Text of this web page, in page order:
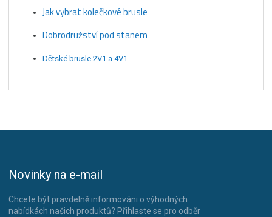
Jak vybrat kolečkové brusle
Dobrodružství pod stanem
Dětské brusle 2V1 a 4V1
Novinky na e-mail
Chcete být pravdelně informováni o výhodných
nabídkách našich produktů? Přihlaste se pro odběr